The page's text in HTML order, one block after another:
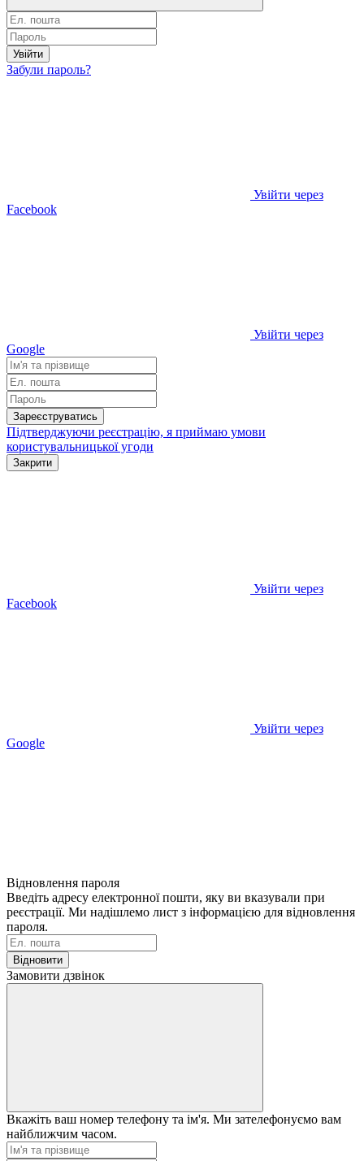
Увійти
Забули пароль?
Увійти через
Facebook
Увійти через
Google
Зареєструватись
Підтверджуючи реєстрацію, я приймаю умови
користувальницької угоди
Закрити
Увійти через
Facebook
Увійти через
Google
Відновлення пароля
Введіть адресу електронної пошти, яку ви вказували при
реєстрації. Ми надішлемо лист з інформацією для відновлення
пароля.
Відновити
Замовити дзвінок
Вкажіть ваш номер телефону та ім'я. Ми зателефонуємо вам
найближчим часом.